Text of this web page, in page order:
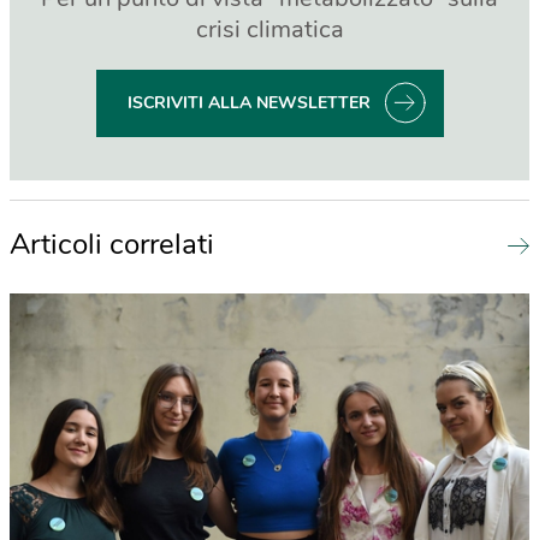
crisi climatica
ISCRIVITI ALLA NEWSLETTER
Articoli correlati